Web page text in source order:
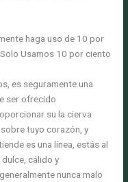
haga uso de 10 por
Usamos 10 por ciento
es seguramente una
ser ofrecido
su la cierva
tuyo corazón, y
es una línea, estás al
cálido y
nunca malo